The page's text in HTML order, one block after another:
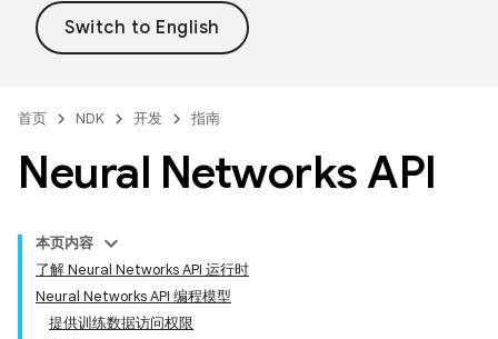
首页 NDK 开发 指南
Neural Networks API
本页内容
了解 Neural Networks API 运行时
Neural Networks API 编程模型
提供训练数据访问权限